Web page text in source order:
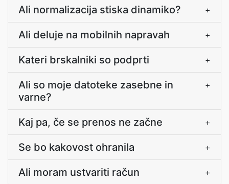
Ali normalizacija stiska dinamiko? +
Ali deluje na mobilnih napravah +
Kateri brskalniki so podprti +
Ali so moje datoteke zasebne in
varne?
+
Kaj pa, če se prenos ne začne +
Se bo kakovost ohranila +
Ali moram ustvariti račun +